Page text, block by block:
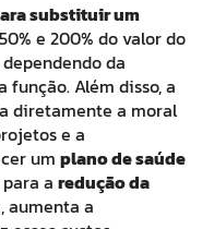
substituir um
e 200% do valor do
da
função. Além disso, a
diretamente a moral
e a
um plano de saúde
a redução da
aumenta a